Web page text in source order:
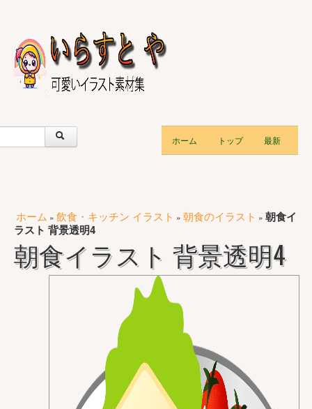
ホーム トップ 最新
ホーム » 飲食・キッチン イラスト » 朝食のイラスト » 朝食イ
ラスト 背景透明4
朝食イラスト 背景透明4